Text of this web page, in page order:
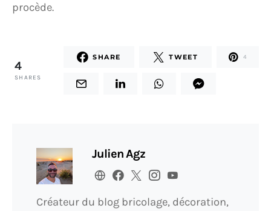
procède.
4
SHARES
SHARE TWEET 4
Julien Agz
Créateur du blog bricolage, décoration,